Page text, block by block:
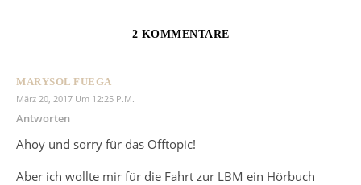
2 KOMMENTARE
MARYSOL FUEGA
März 20, 2017 Um 12:25 P.m.
Antworten
Ahoy und sorry für das Offtopic!
Aber ich wollte mir für die Fahrt zur LBM ein Hörbuch